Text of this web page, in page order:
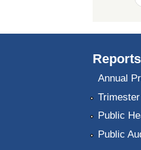
Reports
Annual
Public
Public